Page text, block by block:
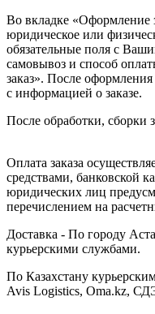
Во вкладке «Оформление
юридическое или
обязательные поля с
самовывоз и способ
заказ». После
с информацией о заказе.
После обработки, сборки
Оплата заказа
средствами, банковской
юридических лиц
перечислением на
Доставка - По городу
курьерскими службами.
По Казахстану
Avis Logistics, Oma.kz,